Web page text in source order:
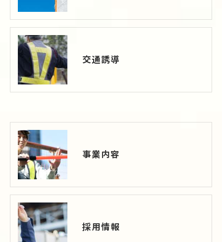
交通誘導
事業内容
採用情報